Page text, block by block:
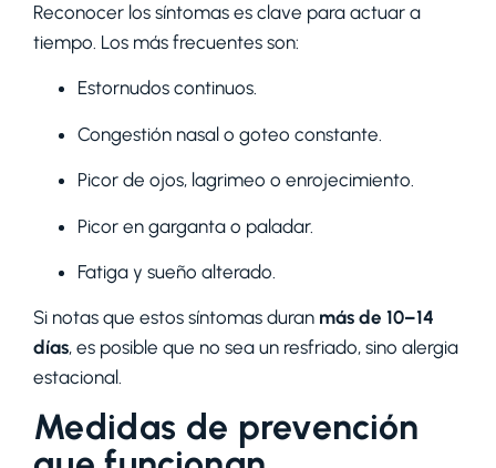
Reconocer los síntomas es clave para actuar a
tiempo. Los más frecuentes son:
Estornudos continuos.
Congestión nasal o goteo constante.
Picor de ojos, lagrimeo o enrojecimiento.
Picor en garganta o paladar.
Fatiga y sueño alterado.
Si notas que estos síntomas duran más de 10–14
días, es posible que no sea un resfriado, sino alergia
estacional.
Medidas de prevención